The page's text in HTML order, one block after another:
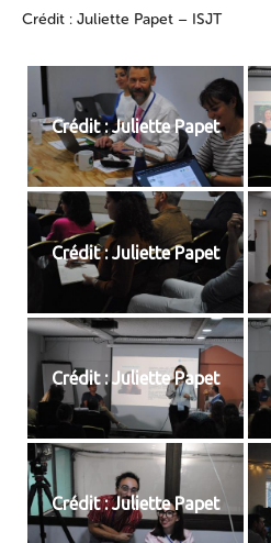
Crédit : Juliette Papet – ISJT
Crédit : Juliette Papet
Crédit : Juliette Papet
Crédit : Juliette Papet
Crédit : Juliette Papet